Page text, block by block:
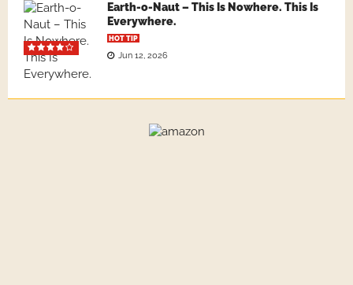
Earth-o-Naut – This Is Nowhere. This Is
Everywhere.
HOT TIP
Jun 12, 2026